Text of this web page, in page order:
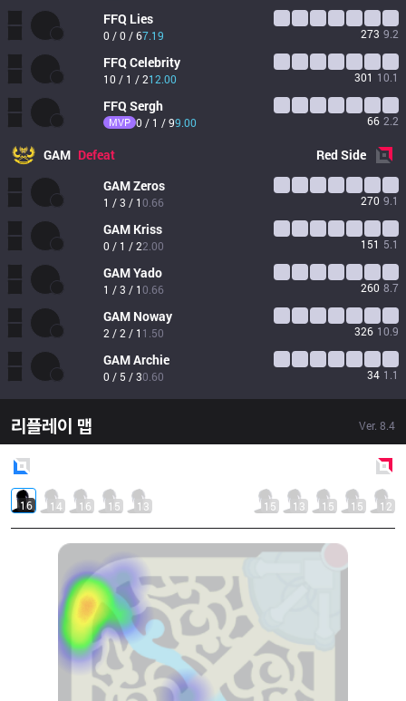
FFQ Lies
0 / 0 / 67.19 273 9.2
FFQ Celebrity
10 / 1 / 212.00 301 10.1
FFQ Sergh
MVP 0 / 1 / 99.00 66 2.2
GAM Defeat RedSide
GAMZeros
1 / 3 / 10.66 270 9.1
GAM Kriss
0 / 1 / 22.00 151 5.1
GAMYado
1 / 3 / 10.66 260 8.7
GAM Noway
2 / 2 / 1 1.50 326 10.9
GAMArchie
0 / 5 / 30.60 34 1.1
리플레이 맵 Ver. 8.4
16 14 16 15 13 15 13 15 15 12